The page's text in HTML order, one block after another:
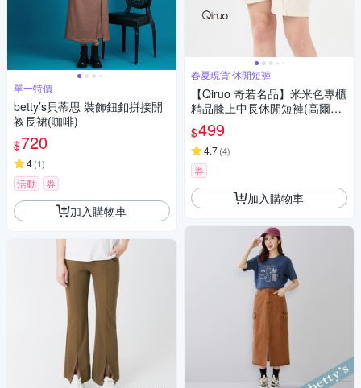
單一特價
betty’s貝蒂思 裝飾鈕釦拼接開
衩長裙(咖啡)
$720
4(1)
活動 券
加入購物車
春夏現貨 休閒短褲
【Qiruo 奇若名品】米米色專櫃
精品膝上中長休閒短褲(高爾夫
球褲 休閒旅遊必備短褲1236C)
$499
4.7(4)
券
加入購物車